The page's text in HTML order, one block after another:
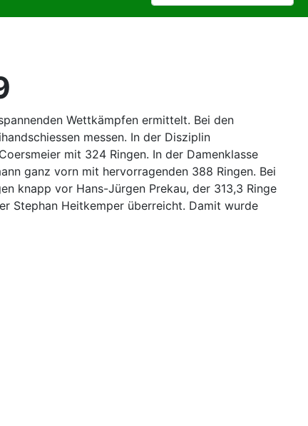
Wettkämpfen ermittelt. Bei den
messen. In der Disziplin
mit 324 Ringen. In der Damenklasse
ganz vorn mit hervorragenden 388 Ringen. Bei
knapp vor Hans-Jürgen Prekau, der 313,3 Ringe
Stephan Heitkemper überreicht. Damit wurde